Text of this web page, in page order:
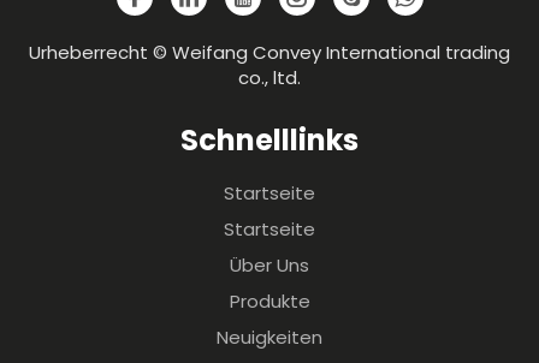
Urheberrecht © Weifang Convey International trading
co., ltd.
Schnelllinks
Startseite
Startseite
Über Uns
Produkte
Neuigkeiten